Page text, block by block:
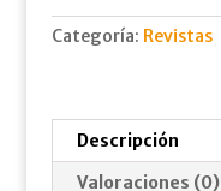
Categoría: Revistas
Descripción
Valoraciones (0)